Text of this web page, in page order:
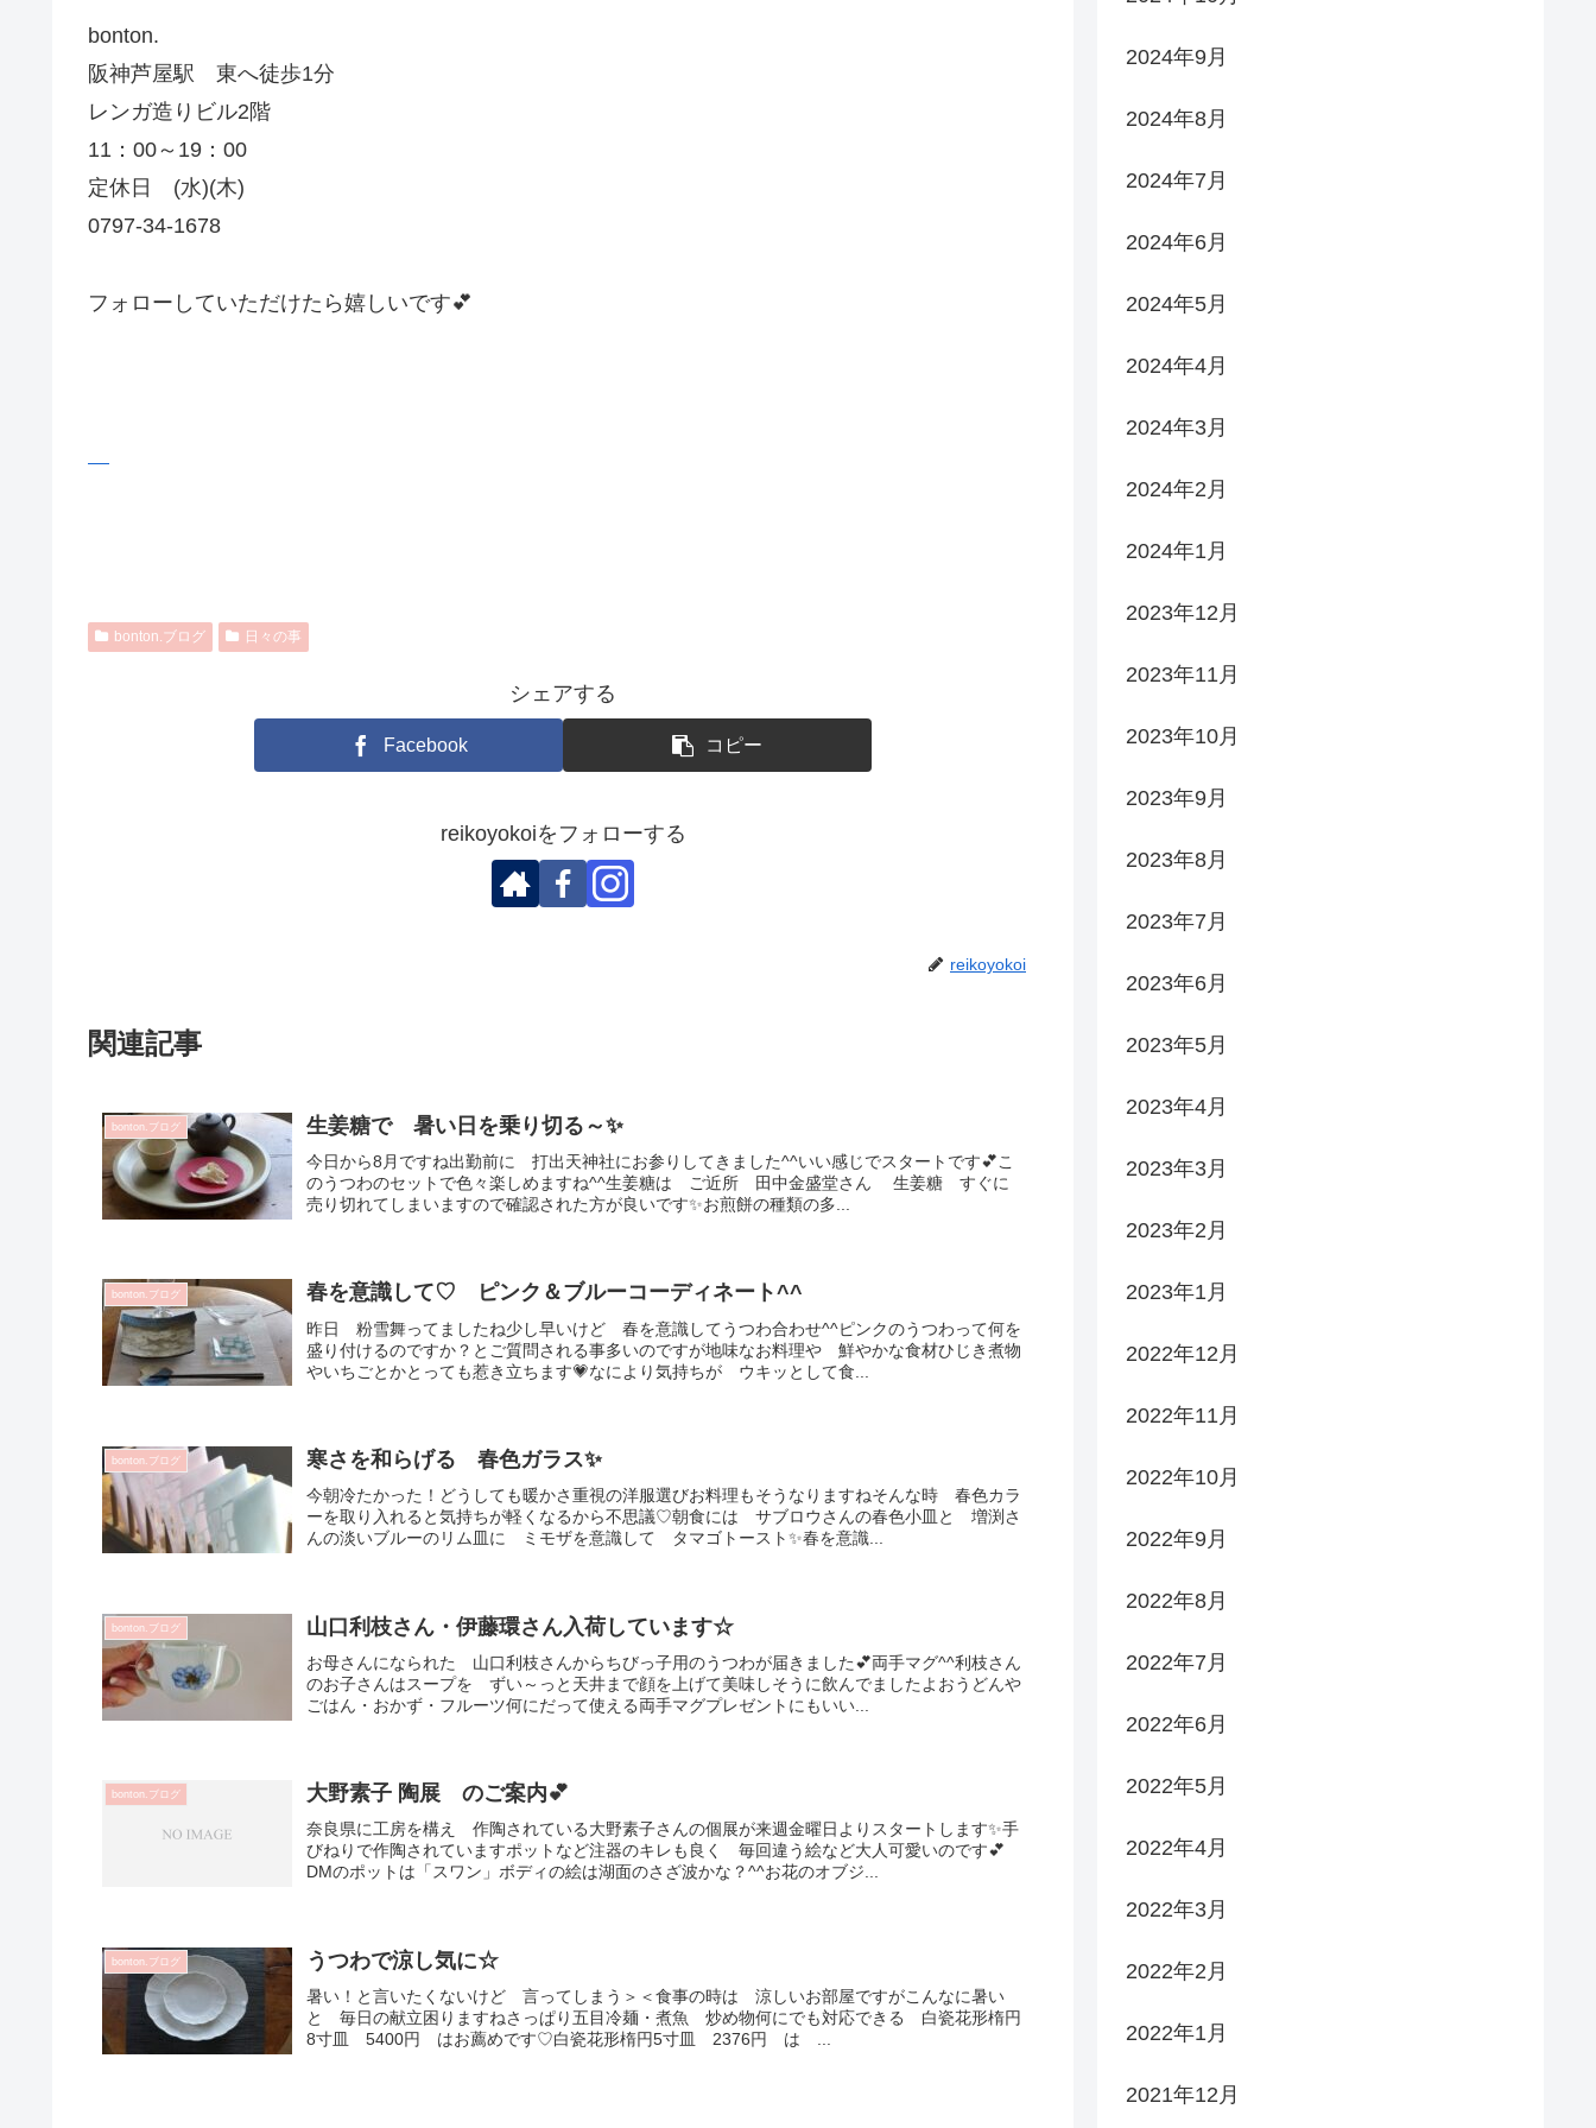
bonton.
阪神芦屋駅 東へ徒歩1分
レンガ造りビル2階
11：00～19：00
定休日 (水)(木)
0797-34-1678
フォローしていただけたら嬉しいです💕
bonton.ブログ 日々の事
シェアする
Facebook コピー
reikoyokoiをフォローする
reikoyokoi
関連記事
bonton.ブログ 生姜糖で 暑い日を乗り切る～✨
今日から8月ですね出勤前に 打出天神社にお参りしてきました^^いい感じでスタートです💕こ
のうつわのセットで色々楽しめますね^^生姜糖は ご近所 田中金盛堂さん 生姜糖 すぐに
売り切れてしまいますので確認された方が良いです✨お煎餅の種類の多...
bonton.ブログ 春を意識して♡ ピンク＆ブルーコーディネート^^
昨日 粉雪舞ってましたね少し早いけど 春を意識してうつわ合わせ^^ピンクのうつわって何を
盛り付けるのですか？とご質問される事多いのですが地味なお料理や 鮮やかな食材ひじき煮物
やいちごとかとっても惹き立ちます💗なにより気持ちが ウキッとして食...
bonton.ブログ 寒さを和らげる 春色ガラス✨
今朝冷たかった！どうしても暖かさ重視の洋服選びお料理もそうなりますねそんな時 春色カラ
ーを取り入れると気持ちが軽くなるから不思議♡朝食には サブロウさんの春色小皿と 増渕さ
んの淡いブルーのリム皿に ミモザを意識して タマゴトースト✨春を意識...
bonton.ブログ 山口利枝さん・伊藤環さん入荷しています☆
お母さんになられた 山口利枝さんからちびっ子用のうつわが届きました💕両手マグ^^利枝さん
のお子さんはスープを ずい～っと天井まで顔を上げて美味しそうに飲んでましたよおうどんや
ごはん・おかず・フルーツ何にだって使える両手マグプレゼントにもいい...
bonton.ブログ 大野素子 陶展 のご案内💕
奈良県に工房を構え 作陶されている大野素子さんの個展が来週金曜日よりスタートします✨手
びねりで作陶されていますポットなど注器のキレも良く 毎回違う絵など大人可愛いのです💕
DMのポットは「スワン」ボディの絵は湖面のさざ波かな？^^お花のオブジ...
bonton.ブログ うつわで涼し気に☆
暑い！と言いたくないけど 言ってしまう＞＜食事の時は 涼しいお部屋ですがこんなに暑い
と 毎日の献立困りますねさっぱり五目冷麺・煮魚 炒め物何にでも対応できる 白瓷花形楕円
8寸皿 5400円 はお薦めです♡白瓷花形楕円5寸皿 2376円 は ...
2024年9月
2024年8月
2024年7月
2024年6月
2024年5月
2024年4月
2024年3月
2024年2月
2024年1月
2023年12月
2023年11月
2023年10月
2023年9月
2023年8月
2023年7月
2023年6月
2023年5月
2023年4月
2023年3月
2023年2月
2023年1月
2022年12月
2022年11月
2022年10月
2022年9月
2022年8月
2022年7月
2022年6月
2022年5月
2022年4月
2022年3月
2022年2月
2022年1月
2021年12月